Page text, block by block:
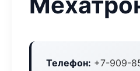
Телефон: +7-909-